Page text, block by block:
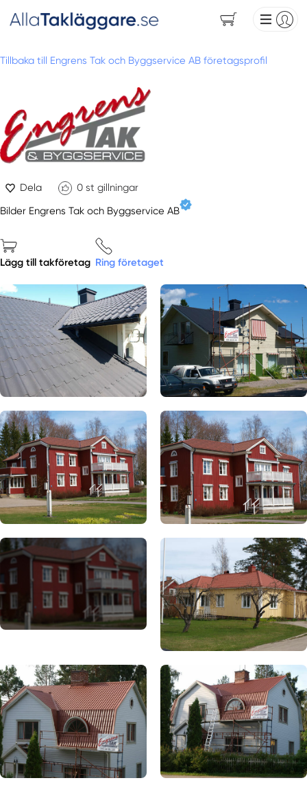
Tillbaka till Engrens Tak och Byggservice AB företagsprofil
Dela 0 st gillningar
Bilder Engrens Tak och Byggservice AB
Lägg till takföretag Ring företaget